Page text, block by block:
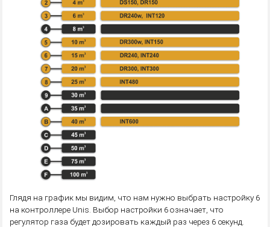
Глядя на график мы видим, что нам нужно выбрать настройку 6
на контроллере Unis. Выбор настройки 6 означает, что
регулятор газа будет дозировать каждый раз через 6 секунд.